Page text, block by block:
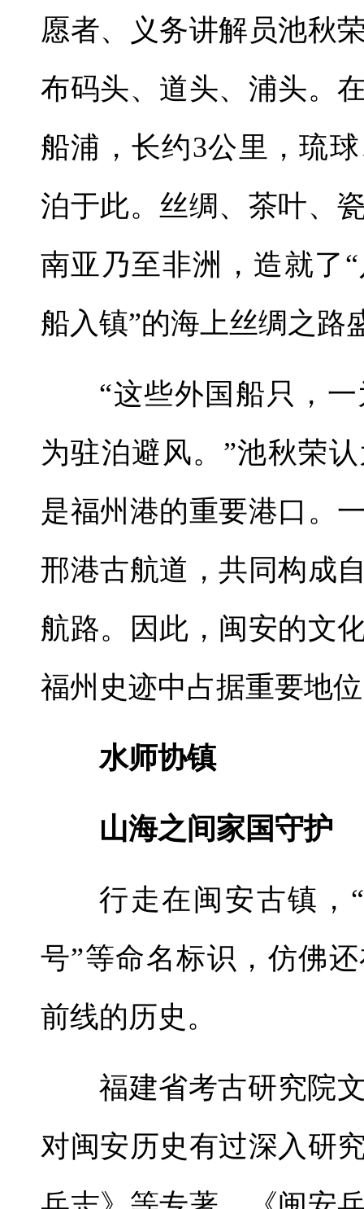
愿者、义务讲解员池秋
布码头、道头、浦头。
船浦，长约3公里，琉
泊于此。丝绸、茶叶、
南亚乃至非洲，造就了
船入镇”的海上丝绸之路
“这些外国船只，
为驻泊避风。”池秋荣
是福州港的重要港口。
邢港古航道，共同构成
航路。因此，闽安的文
福州史迹中占据重要地
水师协镇
山海之间家国守护
行走在闽安古镇，
号”等命名标识，仿佛
前线的历史。
福建省考古研究院
对闽安历史有过深入研